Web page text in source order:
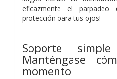
eficazmente el parpadeo
protección para tus ojos!
Soporte
Manténgase
momento